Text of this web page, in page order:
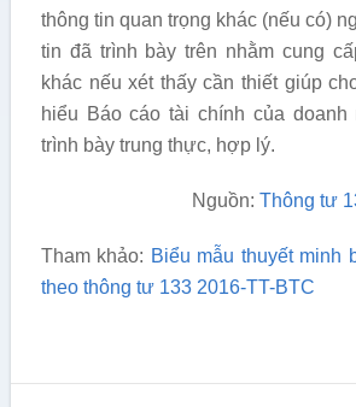
thông tin quan trọng khác (nếu có)
tin đã trình bày trên nhằm cung
khác nếu xét thấy cần thiết giúp
hiểu Báo cáo tài chính của
trình bày trung thực, hợp lý.
Nguồn:Thông tư
Tham khảo: Biểu mẫu thuyết minh
theo thông tư 133 2016-TT-BTC